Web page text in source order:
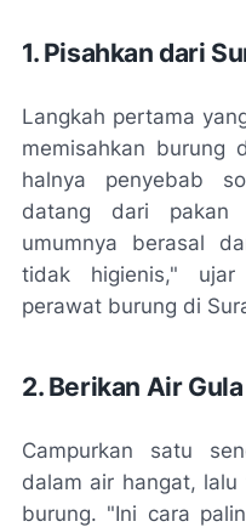
1. Pisahkan dari
Langkah pertama
memisahkan burung
halnya penyebab
datang dari pakan
umumnya berasal
tidak higienis," ujar
perawat burung di
2. Berikan Air
Campurkan satu
dalam air hangat,
burung. "Ini cara